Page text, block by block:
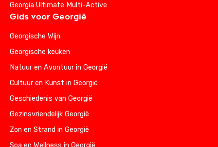
Georgia Ultimate Multi-Active
Gids voor Georgië
Georgische Wijn
Georgische keuken
Natuur en Avontuur in Georgië
Cultuur en Kunst in Georgië
Geschiedenis van Georgië
Gezinsvriendelijk Georgië
Zon en Strand in Georgië
Spa en Wellness in Georgië